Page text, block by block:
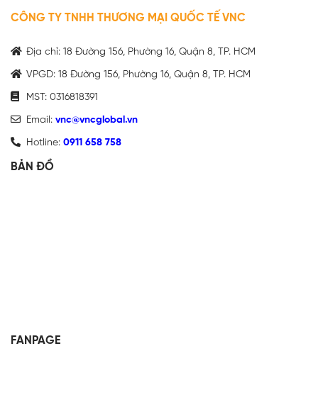
CÔNG TY TNHH THƯƠNG MẠI QUỐC TẾ VNC
Địa chỉ: 18 Đường 156, Phường 16, Quận 8, TP. HCM
VPGD: 18 Đường 156, Phường 16, Quận 8, TP. HCM
MST: 0316818391
Email: vnc@vncglobal.vn
Hotline: 0911 658 758
BẢN ĐỒ
FANPAGE